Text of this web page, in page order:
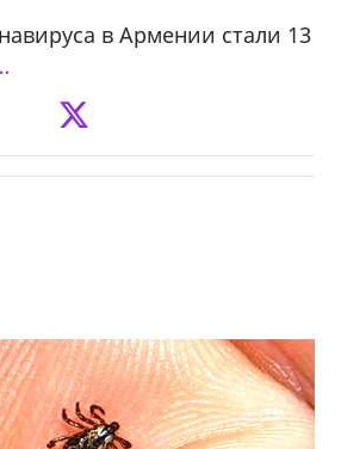
в Армении стали 13